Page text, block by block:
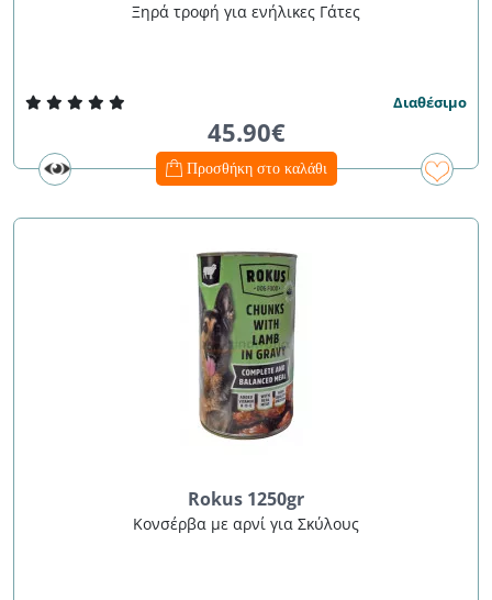
Ξηρά τροφή για ενήλικες Γάτες
Διαθέσιμο
45.90€
Προσθήκη στο καλάθι
Rokus 1250gr
Κονσέρβα με αρνί για Σκύλους